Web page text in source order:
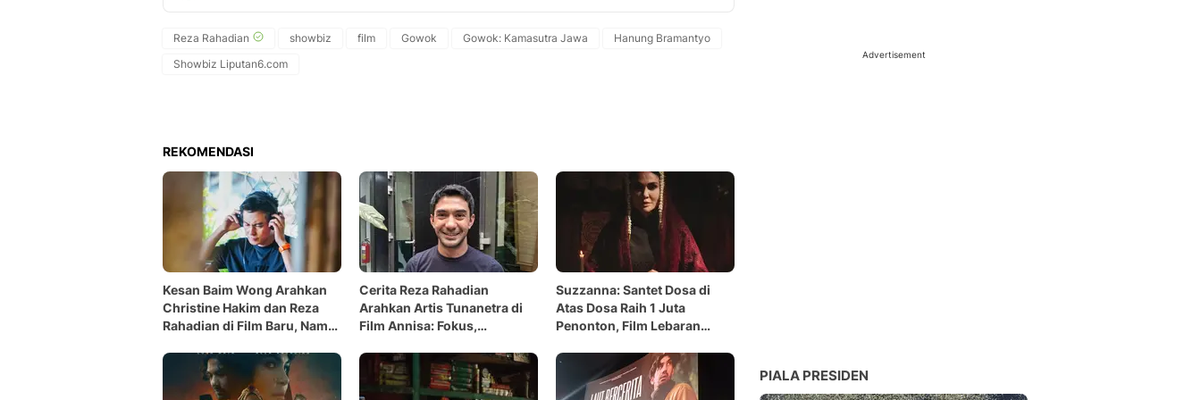
Reza Rahadian showbiz film Gowok Gowok: Kamasutra Jawa
Hanung Bramantyo
Showbiz Liputan6.com
REKOMENDASI
Kesan Baim Wong Arahkan
Christine Hakim dan Reza
Rahadian di Film Baru, Nama
Cerita Reza Rahadian
Arahkan Artis Tunanetra di
Film Annisa: Fokus,
Khusus
Suzzanna: Santet Dosa di
Atas Dosa Raih 1 Juta
Penonton, Film Lebaran
Advertisement
PIALA PRESIDEN